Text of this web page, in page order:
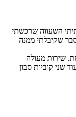
השעווה שרכשתי
שקיבלתי ממנה
שירות מעולה
שני קוביות סבון